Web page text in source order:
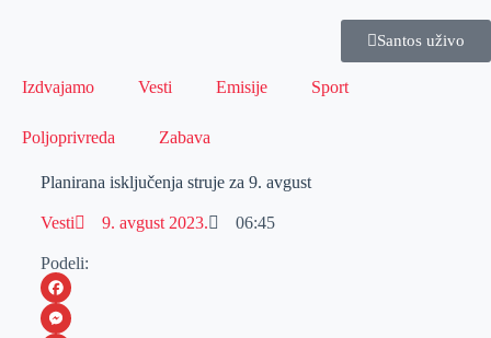
Santos uživo
Izdvajamo Vesti Emisije Sport
Poljoprivreda Zabava
Planirana isključenja struje za 9. avgust
Vesti 9. avgust 2023. 06:45
Podeli:
F